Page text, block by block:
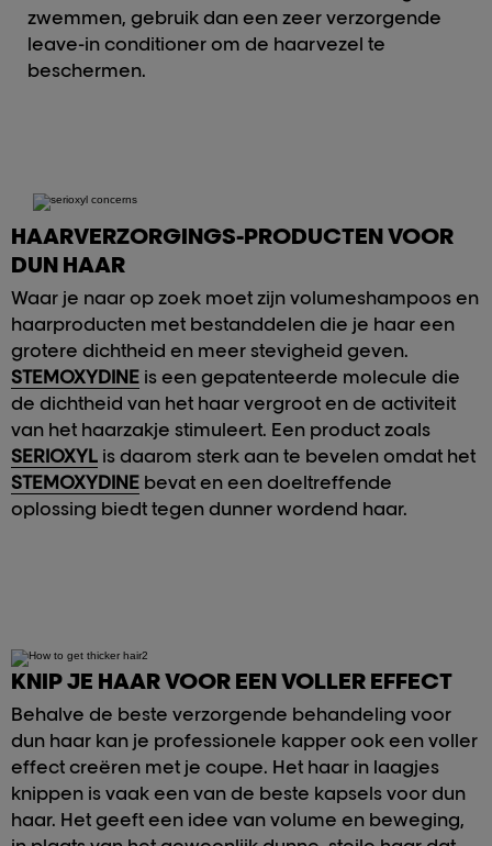
zwemmen, gebruik dan een zeer verzorgende
leave-in conditioner om de haarvezel te
beschermen.
HAARVERZORGINGS-PRODUCTEN VOOR
DUN HAAR
Waar je naar op zoek moet zijn volumeshampoos en
haarproducten met bestanddelen die je haar een
grotere dichtheid en meer stevigheid geven.
STEMOXYDINE is een gepatenteerde molecule die
de dichtheid van het haar vergroot en de activiteit
van het haarzakje stimuleert. Een product zoals
SERIOXYL is daarom sterk aan te bevelen omdat het
STEMOXYDINE bevat en een doeltreffende
oplossing biedt tegen dunner wordend haar.
KNIP JE HAAR VOOR EEN VOLLER EFFECT
Behalve de beste verzorgende behandeling voor
dun haar kan je professionele kapper ook een voller
effect creëren met je coupe. Het haar in laagjes
knippen is vaak een van de beste kapsels voor dun
haar. Het geeft een idee van volume en beweging,